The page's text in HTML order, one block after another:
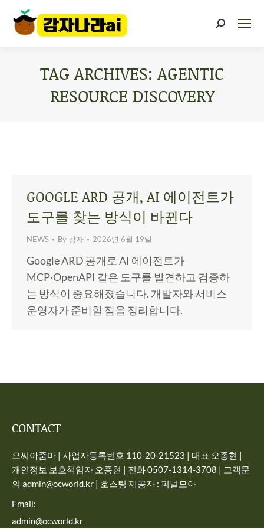
TAG ARCHIVES: AGENTIC
RESOURCE DISCOVERY
GOOGLE ARD 공개, AI 에이전트가
도구를 찾는 방식이 바뀐다
NEWS By 감자 2026년 6월 19일
Google ARD 공개로 AI 에이전트가
MCP·OpenAPI 같은 도구를 발견하고 검증하
는 방식이 중요해졌습니다. 개발자와 서비스
운영자가 준비할 점을 정리합니다.
CONTACT
오씨아줌마 | 사업자등록번호 110-20-21523 | 대표 오종현 |
개인정보 보호책임자 오종현 | 전화 0507-1314-3708 | 고객문
의 admin@ocworld.kr | 호스팅 제공자 : 퍼널모아
Email:
admin@ocworld.kr